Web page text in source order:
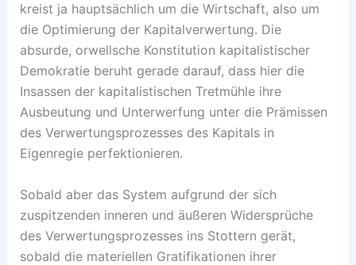
kreist ja hauptsächlich um die Wirtschaft, also um
die Optimierung der Kapitalverwertung. Die
absurde, orwellsche Konstitution kapitalistischer
Demokratie beruht gerade darauf, dass hier die
Insassen der kapitalistischen Tretmühle ihre
Ausbeutung und Unterwerfung unter die Prämissen
des Verwertungsprozesses des Kapitals in
Eigenregie perfektionieren.
Sobald aber das System aufgrund der sich
zuspitzenden inneren und äußeren Widersprüche
des Verwertungsprozesses ins Stottern gerät,
sobald die materiellen Gratifikationen ihrer